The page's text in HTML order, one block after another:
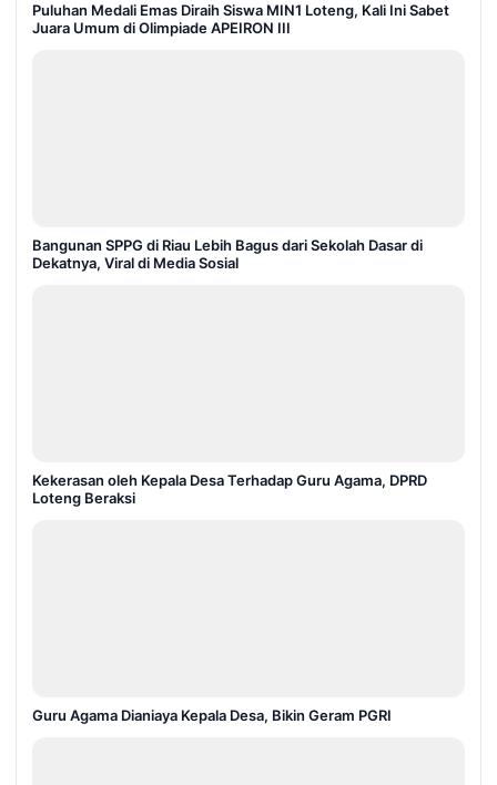
Puluhan Medali Emas Diraih Siswa MIN1 Loteng, Kali Ini Sabet
Juara Umum di Olimpiade APEIRON III
Bangunan SPPG di Riau Lebih Bagus dari Sekolah Dasar di
Dekatnya, Viral di Media Sosial
Kekerasan oleh Kepala Desa Terhadap Guru Agama, DPRD
Loteng Beraksi
Guru Agama Dianiaya Kepala Desa, Bikin Geram PGRI